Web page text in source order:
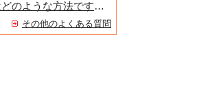
代金の支払いはどのような方法ですか？
その他のよくある質問